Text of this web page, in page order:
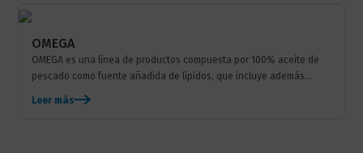
OMEGA
OMEGA es una línea de productos compuesta por 100% aceite de
pescado como fuente añadida de lípidos, que incluye además
harinas de animals terrestres no rumiantes. Permite...
Leer más